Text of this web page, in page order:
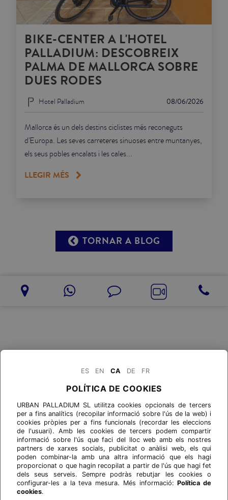
BIKE-CENTER A L'HOTEL
PALLADIUM: DESCOBREIX
PALMA DE MALLORCA SOBRE
DUES RODES
08/06/2026
Hotel Palladium
Mallorca és un dels destins ciclistes més reconeguts
d'Europa. Les seves carreteres sinuoses entre muntanyes,
els seus pobles encalats i les cales...
LLEGIR MÉS
TORNAR A BLOG
ES EN CA DE FR
POLÍTICA DE COOKIES
URBAN PALLADIUM SL utilitza cookies opcionals de tercers
per a fins analítics (recopilar informació sobre l'ús de la web) i
cookies pròpies per a fins funcionals (recordar les eleccions
de l'usuari). Amb les cookies de tercers podem compartir
informació sobre l'ús que faci del lloc web amb els nostres
partners de xarxes socials, publicitat o anàlisi web, els qui
poden combinar-la amb una altra informació que els hagi
proporcionat o que hagin recopilat a partir de l'ús que hagi fet
dels seus serveis. Sempre podràs rebutjar les cookies o
configurar-les a la teva mesura. Més informació:Política de
cookies.